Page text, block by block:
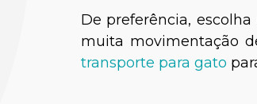
De preferência,
muita movimentação
transporte para gato